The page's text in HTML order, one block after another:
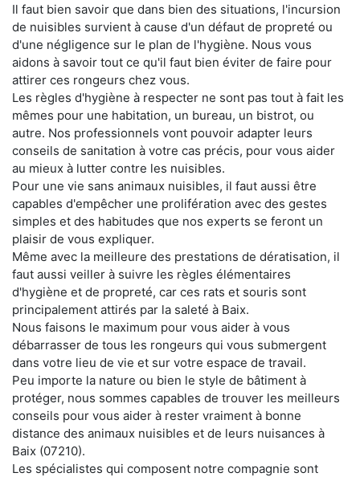
Il faut bien savoir que dans bien des situations, l'incursion
de nuisibles survient à cause d'un défaut de propreté ou
d'une négligence sur le plan de l'hygiène. Nous vous
aidons à savoir tout ce qu'il faut bien éviter de faire pour
attirer ces rongeurs chez vous.
Les règles d'hygiène à respecter ne sont pas tout à fait les
mêmes pour une habitation, un bureau, un bistrot, ou
autre. Nos professionnels vont pouvoir adapter leurs
conseils de sanitation à votre cas précis, pour vous aider
au mieux à lutter contre les nuisibles.
Pour une vie sans animaux nuisibles, il faut aussi être
capables d'empêcher une prolifération avec des gestes
simples et des habitudes que nos experts se feront un
plaisir de vous expliquer.
Même avec la meilleure des prestations de dératisation, il
faut aussi veiller à suivre les règles élémentaires
d'hygiène et de propreté, car ces rats et souris sont
principalement attirés par la saleté à Baix.
Nous faisons le maximum pour vous aider à vous
débarrasser de tous les rongeurs qui vous submergent
dans votre lieu de vie et sur votre espace de travail.
Peu importe la nature ou bien le style de bâtiment à
protéger, nous sommes capables de trouver les meilleurs
conseils pour vous aider à rester vraiment à bonne
distance des animaux nuisibles et de leurs nuisances à
Baix (07210).
Les spécialistes qui composent notre compagnie sont